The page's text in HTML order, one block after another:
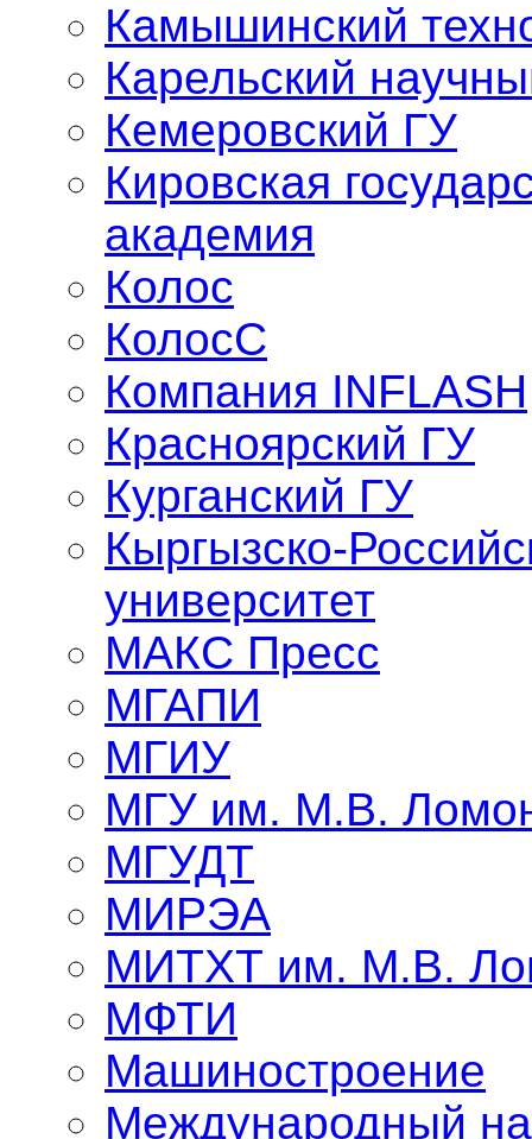
Камышинский
Карельский
Кемеровский ГУ
Кировская
академия
Колос
КолосС
Компания INFLASH
Красноярский ГУ
Курганский ГУ
Кыргызско-
университет
МАКС Пресс
МГАПИ
МГИУ
МГУ им. М.В.
МГУДТ
МИРЭА
МИТХТ им. М.В.
МФТИ
Машиностроение
Международный